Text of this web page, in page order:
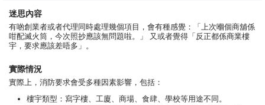
迷思內容
有啲創業者或者代理同時處理幾個項目，會有種感覺：「上次嗰個商舖係
咁配滅火筒，今次照抄應該無問題啦。」 又或者覺得「反正都係商業樓
宇，要求應該差唔多」。
實際情況
實際上，消防要求會受多種因素影響，包括：
樓宇類型：寫字樓、工廈、商場、食肆、學校等用途不同。